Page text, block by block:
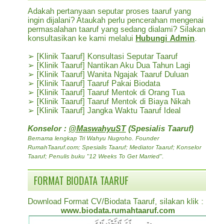
Adakah pertanyaan seputar proses taaruf yang
ingin dijalani? Ataukah perlu pencerahan mengenai
permasalahan taaruf yang sedang dialami? Silakan
konsultasikan ke kami melalui Hubungi Admin
➢ [Klinik Taaruf] Konsultasi Seputar Taaruf
➢ [Klinik Taaruf] Nantikan Aku Dua Tahun Lagi
➢ [Klinik Taaruf] Wanita Ngajak Taaruf Duluan
➢ [Klinik Taaruf] Taaruf Pakai Biodata
➢ [Klinik Taaruf] Taaruf Mentok di Orang Tua
➢ [Klinik Taaruf] Taaruf Mentok di Biaya Nikah
➢ [Klinik Taaruf] Jangka Waktu Taaruf Ideal
Konselor : @MaswahyuST(Spesialis Taaruf)
Bernama lengkap Tri Wahyu Nugroho. Founder
RumahTaaruf.com; Spesialis Taaruf; Mediator Taaruf; Konselor
Taaruf; Penulis buku "12 Weeks To Get Married".
FORMAT BIODATA TAARUF
Download Format CV/Biodata Taaruf, silakan klik :
www.biodata.rumahtaaruf.com